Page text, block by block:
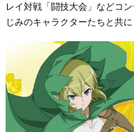
レイ対戦「闘技大会」などコ
じみのキャラクターたちと共